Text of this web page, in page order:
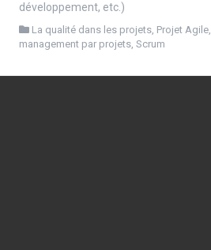
développement, etc.)
La qualité dans les projets, Projet Agile,
management par projets, Scrum